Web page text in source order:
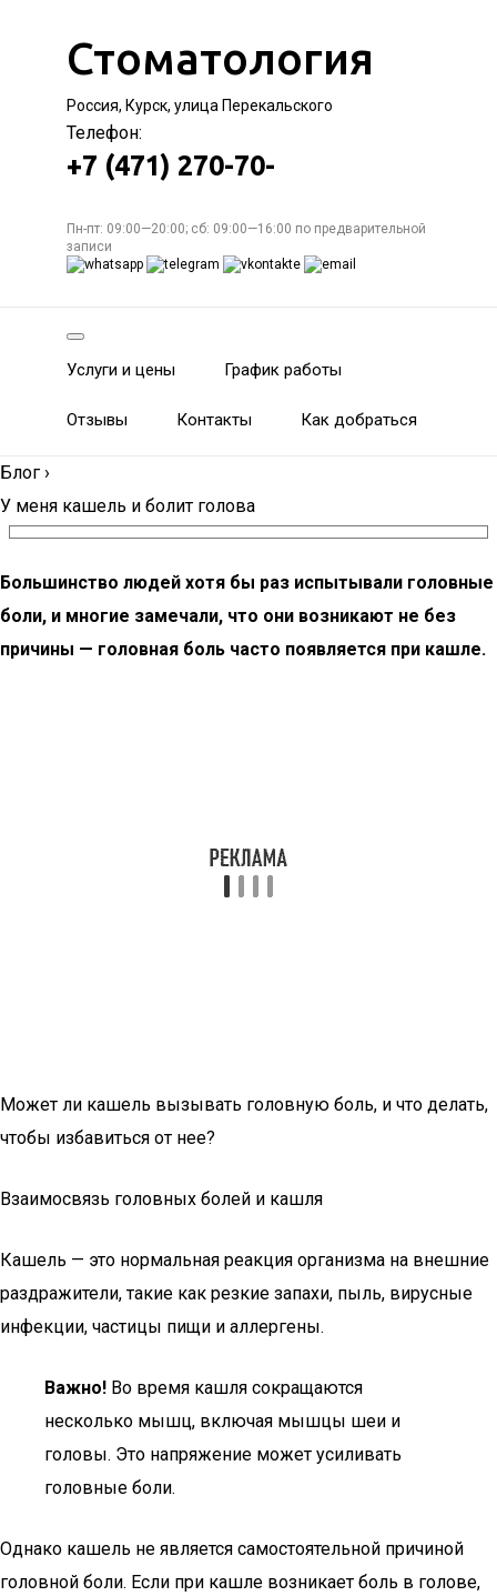
Стоматология
Россия, Курск, улица Перекальского
Телефон:
+7 (471) 270-70-
Пн-пт: 09:00—20:00; сб: 09:00—16:00 по предварительной
записи
Услуги и цены График работы
Отзывы Контакты Как добраться
Блог ›
У меня кашель и болит голова
Большинство людей хотя бы раз испытывали головные
боли, и многие замечали, что они возникают не без
причины — головная боль часто появляется при кашле.
Может ли кашель вызывать головную боль, и что делать,
чтобы избавиться от нее?
Взаимосвязь головных болей и кашля
Кашель — это нормальная реакция организма на внешние
раздражители, такие как резкие запахи, пыль, вирусные
инфекции, частицы пищи и аллергены.
Важно! Во время кашля сокращаются
несколько мышц, включая мышцы шеи и
головы. Это напряжение может усиливать
головные боли.
Однако кашель не является самостоятельной причиной
головной боли. Если при кашле возникает боль в голове,